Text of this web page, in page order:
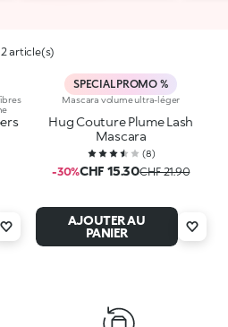
2 article(s)
SPECIAL PROMO %
Mascara volume ultra-léger
Hug Couture Plume Lash
Mascara
(8)
-30%CHF 15.30CHF 21.90
AJOUTER AU
PANIER